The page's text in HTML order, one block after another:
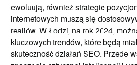
ewoluują, również strategie
internetowych muszą się
realiów. W Łodzi, na rok 2024,
kluczowych trendów, które będą
skuteczność działań SEO. Przede